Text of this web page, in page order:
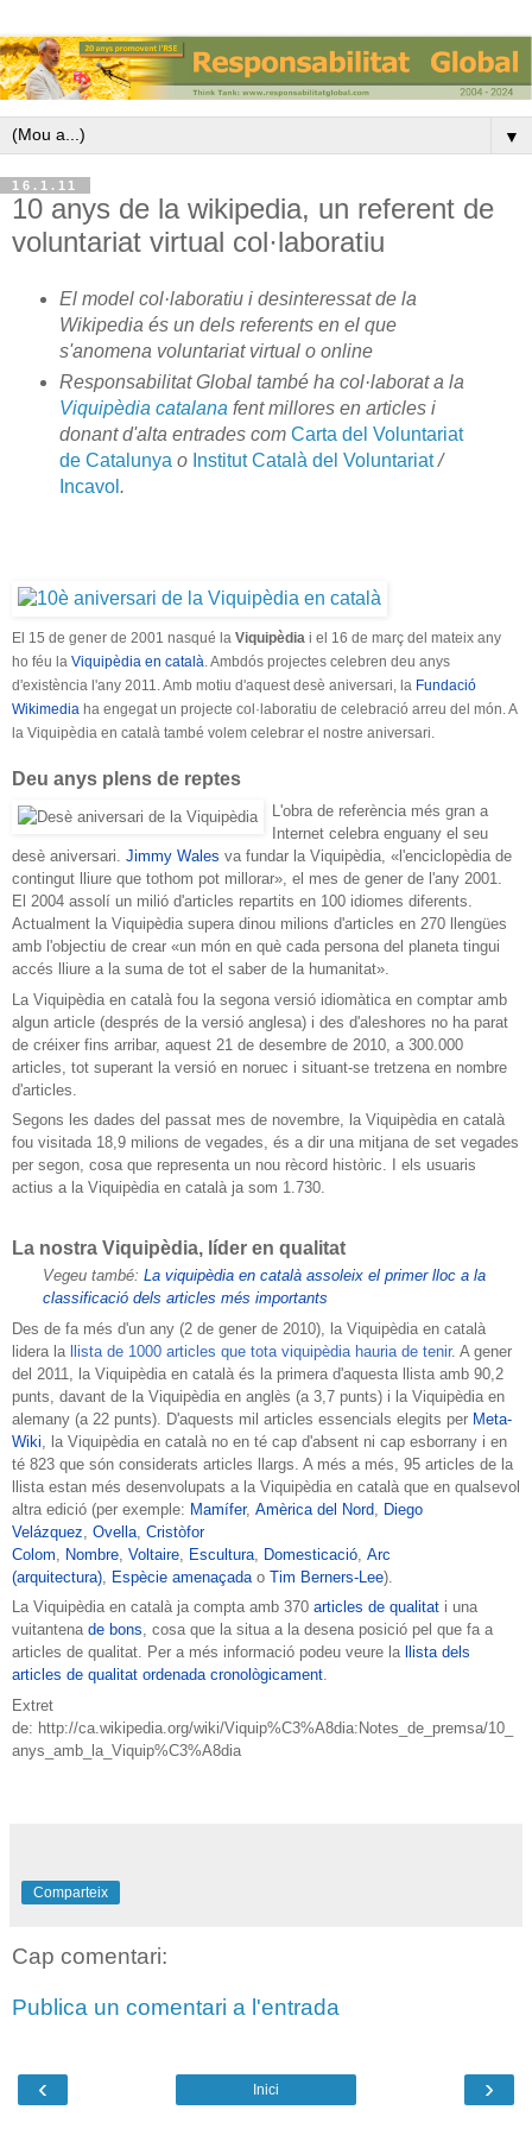
▼
16.1.11
10 anys de la wikipedia, un referent de
voluntariat virtual col·laboratiu
El model col·laboratiu i desinteressat de la
Wikipedia és un dels referents en el que
s'anomena voluntariat virtual o online
Responsabilitat Global també ha col·laborat a la
Viquipèdia catalana fent millores en articles i
donant d'alta entrades com Carta del Voluntariat
de Catalunya o Institut Català del Voluntariat/
Incavol .
El 15 de gener de 2001 nasqué la Viquipèdia i el 16 de març del mateix any
ho féu la Viquipèdia en català . Ambdós projectes celebren deu anys
d'existència l'any 2011. Amb motiu d'aquest desè aniversari, la Fundació
Wikimedia ha engegat un projecte col·laboratiu de celebració arreu del món. A
la Viquipèdia en català també volem celebrar el nostre aniversari.
Deu anys plens de reptes
L'obra de referència més gran a
Internet celebra enguany el seu
desè aniversari. Jimmy Wales va fundar la Viquipèdia, «l'enciclopèdia de
contingut lliure que tothom pot millorar», el mes de gener de l'any 2001.
El 2004 assolí un milió d'articles repartits en 100 idiomes diferents.
Actualment la Viquipèdia supera dinou milions d'articles en 270 llengües
amb l'objectiu de crear «un món en què cada persona del planeta tingui
accés lliure a la suma de tot el saber de la humanitat».
La Viquipèdia en català fou la segona versió idiomàtica en comptar amb
algun article (després de la versió anglesa) i des d'aleshores no ha parat
de créixer fins arribar, aquest 21 de desembre de 2010, a 300.000
articles, tot superant la versió en noruec i situant-se tretzena en nombre
d'articles.
Segons les dades del passat mes de novembre, la Viquipèdia en català
fou visitada 18,9 milions de vegades, és a dir una mitjana de set vegades
per segon, cosa que representa un nou rècord històric. I els usuaris
actius a la Viquipèdia en català ja som 1.730.
La nostra Viquipèdia, líder en qualitat
Vegeu també: La viquipèdia en català assoleix el primer lloc a la
classificació dels articles més importants
Des de fa més d'un any (2 de gener de 2010), la Viquipèdia en català
lidera la llista de 1000 articles que tota viquipèdia hauria de tenir. A gener
del 2011, la Viquipèdia en català és la primera d'aquesta llista amb 90,2
punts, davant de la Viquipèdia en anglès (a 3,7 punts) i la Viquipèdia en
alemany (a 22 punts). D'aquests mil articles essencials elegits per Meta-
Wiki , la Viquipèdia en català no en té cap d'absent ni cap esborrany i en
té 823 que són considerats articles llargs. A més a més, 95 articles de la
llista estan més desenvolupats a la Viquipèdia en català que en qualsevol
altra edició (per exemple: Mamífer, Amèrica del Nord Diego
Velázquez Ovella Cristòfor
Colom
Nombre Voltaire Escultura Domesticació Arc
(arquitectura) Espècie amenaçada o Tim Berners-Lee).
La Viquipèdia en català ja compta amb 370 articles de qualitat i una
vuitantena de bons, cosa que la situa a la desena posició pel que fa a
articles de qualitat. Per a més informació podeu veure la llista dels
articles de qualitat ordenada cronològicament.
Extret
de: http://ca.wikipedia.org/wiki/Viquip%C3%A8dia:Notes_de_premsa/10_
anys_amb_la_Viquip%C3%A8dia
Comparteix
Cap comentari:
Publica un comentari a l'entrada
‹ ›
Inici